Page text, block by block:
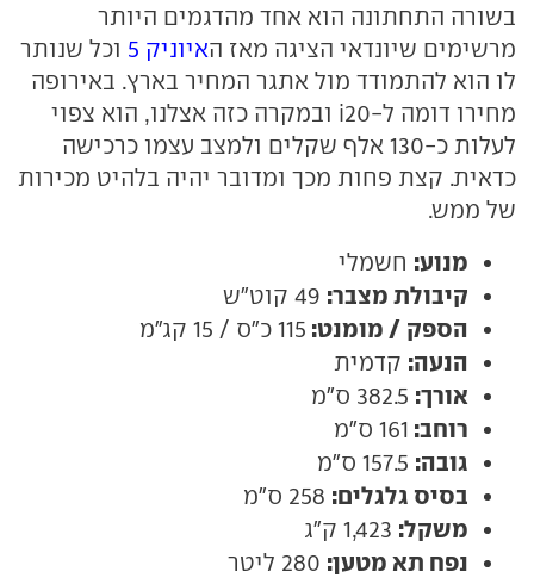
בשורה התחתונה הוא אחד מהדגמים היותר
מרשימים שיונדאי הציגה מאז האיוניק 5
וכל שנותר
לו הוא להתמודד מול אתגר המחיר בארץ. באירופה
מחירו דומה ל-i20 ובמקרה כזה אצלנו, הוא צפוי
לעלות כ-130 אלף שקלים ולמצב עצמו כרכישה
כדאית. קצת פחות מכך ומדובר יהיה בלהיט מכירות
של ממש.
מנוע: חשמלי
קיבולת מצבר:
הספק / מומנט: 115 כ"ס / 15 קג"מ
הנעה: קדמית
אורך:
רוחב: 161 ס"מ
גובה:
בסיס גלגלים:
משקל:
נפח תא מטען: